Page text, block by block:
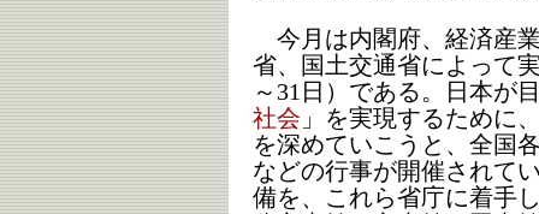
今月は内閣府、経済産
省、国土交通省によって
～31日）である。日本が
社会 」を実現するために
を深めていこうと、全国
などの行事が開催されて
備を、これら省庁に着手